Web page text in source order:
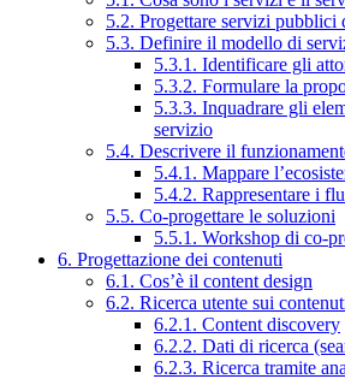
5.2. Progettare servizi pubblici
5.3. Definire il modello di
5.3.1. Identificare gli
5.3.2. Formulare la
5.3.3. Inquadrare gli
servizio
5.4. Descrivere il
5.4.1. Mappare
5.4.2. Rappresentare i
5.5. Co-progettare le soluzioni
5.5.1. Workshop di co-
6. Progettazione dei contenuti
6.1. Cos’è il content design
6.2. Ricerca utente sui
6.2.1. Content discovery
6.2.2. Dati di ricerca
6.2.3. Ricerca tramite